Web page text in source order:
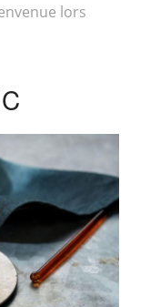
lors